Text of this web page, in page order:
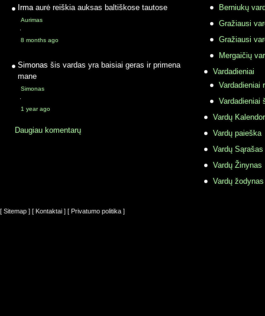
Irma aurė reiškia auksas baltiškose tautose
Aurimas
·
8 months ago
Simonas šis vardas yra baisiai geras ir primena
mane
Simonas
·
1 year ago
Daugiau komentarų
Berniukų
Gražiausi
Gražiausi
Mergaičių
Vardadieniai
Vardadieniai
Vardadieniai
Vardų
Vardų paieška
Vardų Sąrašas
Vardų Žinynas
Vardų
[ Sitemap ] [ Kontaktai ] [ Privatumo politika ]